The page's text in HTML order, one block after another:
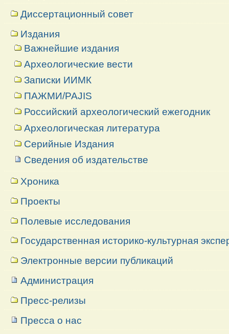
Диссертационный совет
Издания
Важнейшие издания
Археологические вести
Записки ИИМК
ПАЖМИ/PAJIS
Российский археологический ежегодник
Археологическая литература
Серийные Издания
Сведения об издательстве
Хроника
Проекты
Полевые исследования
Государственная историко-культурная
Электронные версии публикаций
Администрация
Пресс-релизы
Пресса о нас